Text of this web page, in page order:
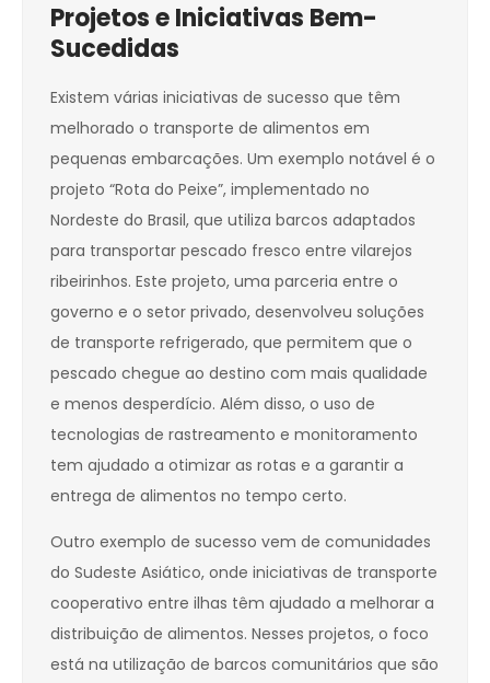
Projetos e Iniciativas Bem-
Sucedidas
Existem várias iniciativas de sucesso que têm
melhorado o transporte de alimentos em
pequenas embarcações. Um exemplo notável é o
projeto “Rota do Peixe”, implementado no
Nordeste do Brasil, que utiliza barcos adaptados
para transportar pescado fresco entre vilarejos
ribeirinhos. Este projeto, uma parceria entre o
governo e o setor privado, desenvolveu soluções
de transporte refrigerado, que permitem que o
pescado chegue ao destino com mais qualidade
e menos desperdício. Além disso, o uso de
tecnologias de rastreamento e monitoramento
tem ajudado a otimizar as rotas e a garantir a
entrega de alimentos no tempo certo.
Outro exemplo de sucesso vem de comunidades
do Sudeste Asiático, onde iniciativas de transporte
cooperativo entre ilhas têm ajudado a melhorar a
distribuição de alimentos. Nesses projetos, o foco
está na utilização de barcos comunitários que são